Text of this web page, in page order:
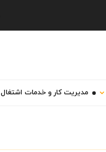
مدیریت کار و خدمات اشتغال